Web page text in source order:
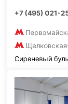
+7 (495) 021-
Щелковская
Сиреневый